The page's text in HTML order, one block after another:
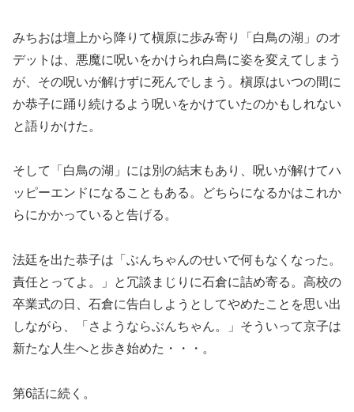
みちおは壇上から降りて槇原に歩み寄り「白鳥の湖」のオ
デットは、悪魔に呪いをかけられ白鳥に姿を変えてしまう
が、その呪いが解けずに死んでしまう。槇原はいつの間に
か恭子に踊り続けるよう呪いをかけていたのかもしれない
と語りかけた。
そして「白鳥の湖」には別の結末もあり、呪いが解けてハ
ッピーエンドになることもある。どちらになるかはこれか
らにかかっていると告げる。
法廷を出た恭子は「ぶんちゃんのせいで何もなくなった。
責任とってよ。」と冗談まじりに石倉に詰め寄る。高校の
卒業式の日、石倉に告白しようとしてやめたことを思い出
しながら、「さようならぶんちゃん。」そういって京子は
新たな人生へと歩き始めた・・・。
第6話に続く。